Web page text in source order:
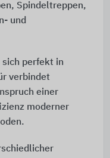
Spindeltreppen,
und
sich perfekt in
verbindet
einer
moderner